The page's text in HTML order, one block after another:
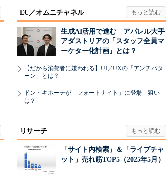
EC／オムニチャネル
生成AI活用で進む アパレル大手
アダストリアの「スタッフ全員マ
ーケター化計画」とは？
【だから消費者に嫌われる】UI／UXの「アンチパタ
ーン」とは？
ドン・キホーテが「フォートナイト」に登場 狙い
は？
リサーチ
「サイト内検索」＆「ライブチャ
ット」売れ筋TOP5（2025年5月）